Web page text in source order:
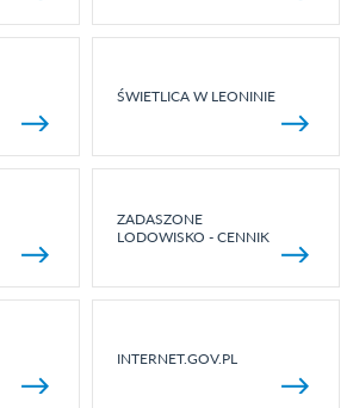
ŚWIETLICA W LEONINIE
ZADASZONE
LODOWISKO - CENNIK
INTERNET.GOV.PL